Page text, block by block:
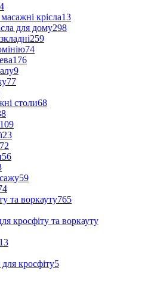
крісла13
для дому298
259
74
176
9
77
столи68
109
23
72
56
59
та воркауту765
кросфіту та воркауту
13
кросфіту5